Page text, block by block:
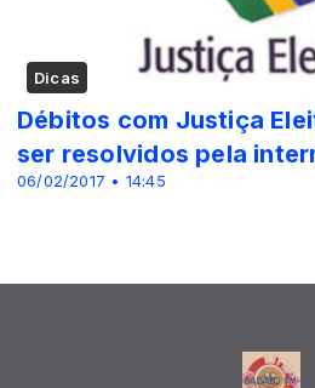
Dicas
06/02/2017 • 14:45
Débitos com Justiça
ser resolvidos pela